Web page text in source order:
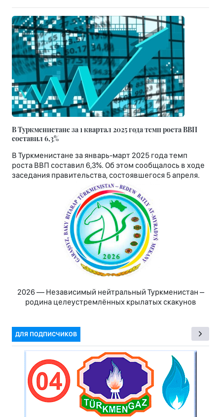
В Туркменистане за 1 квартал 2025 года темп роста ВВП
составил 6,3%
В Туркменистане за январь-март 2025 года темп
роста ВВП составил 6,3%. Об этом сообщалось в ходе
заседания правительства, состоявшегося 5 апреля.
2026 — Независимый нейтральный Туркменистан –
родина целеустремлённых крылатых скакунов
ДЛЯ ПОДПИСЧИКОВ